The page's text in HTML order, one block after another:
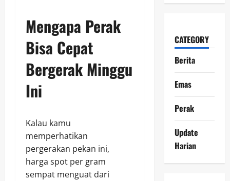
Mengapa Perak
Bisa Cepat
Bergerak Minggu
Ini
Kalau kamu
memperhatikan
pergerakan pekan ini,
harga spot per gram
sempat menguat dari
CATEGORY
Berita
Emas
Perak
Update
Harian